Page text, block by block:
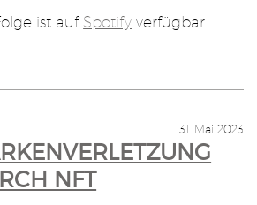
ist auf Spotify verfügbar.
31. Mai 2023
NFT